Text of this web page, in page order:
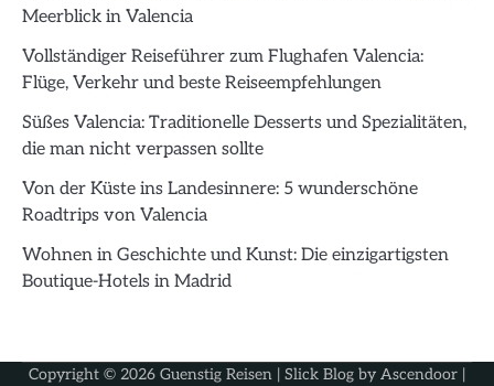
Meerblick in Valencia
Vollständiger Reiseführer zum Flughafen Valencia:
Flüge, Verkehr und beste Reiseempfehlungen
Süßes Valencia: Traditionelle Desserts und Spezialitäten,
die man nicht verpassen sollte
Von der Küste ins Landesinnere: 5 wunderschöne
Roadtrips von Valencia
Wohnen in Geschichte und Kunst: Die einzigartigsten
Boutique-Hotels in Madrid
Copyright © 2026 Guenstig Reisen | Slick Blog by Ascendoor |